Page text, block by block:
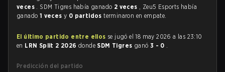
veces . SDM Tigres había ganado 2 veces , Zeu5 Esports había
ganado 1 vecesy 0 partidosterminaron en empate.
El último partido entre ellos se jugó el 18 may 2026 a las 23:10
en LRN Split 2 2026dondeSDM Tigres ganó 3 - 0 .
Predicción del partido